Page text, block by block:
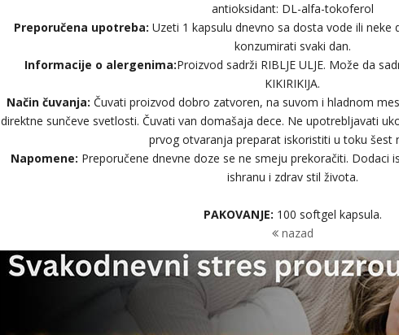
antioksidant: DL-alfa-tokoferol
Preporučena upotreba: Uzeti 1 kapsulu dnevno sa dosta vode ili
konzumirati svaki dan.
Informacije o alergenima:Proizvod sadrži RIBLJE ULJE. Može da
KIKIRIKIJA.
Način čuvanja: Čuvati proizvod dobro zatvoren, na suvom i hladnom
direktne sunčeve svetlosti. Čuvati van domašaja dece. Ne upotrebljavati
prvog otvaranja preparat iskoristiti u toku šest
Napomene: Preporučene dnevne doze se ne smeju prekoračiti. Dodaci
ishranu i zdrav stil života.
PAKOVANJE: 100 softgel kapsula.
nazad